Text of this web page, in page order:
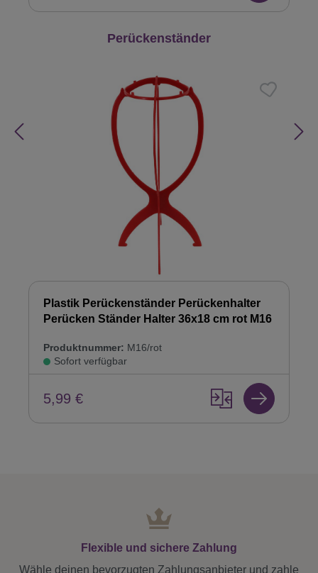
Produktgalerie überspringen
Perückenständer
Plastik Perückenständer Perückenhalter
Perücken Ständer Halter 36x18 cm rot M16
Produktnummer: M16/rot
Sofort verfügbar
5,99 €
Flexible und sichere Zahlung
Wähle deinen bevorzugten Zahlungsanbieter und zahle